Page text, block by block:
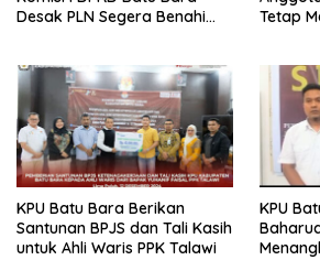
Desak PLN Segera Benahi
Tetap
KPU Batu Bara Berikan
Santunan BPJS dan Tali Kasih
untuk Ahli Waris PPK Talawi
KPU